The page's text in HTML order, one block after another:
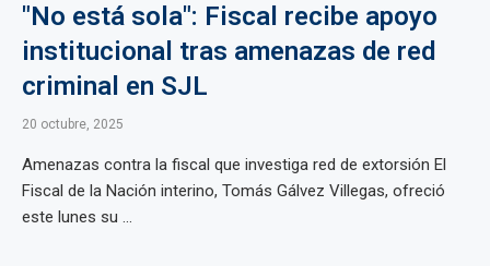
"No está sola": Fiscal recibe apoyo
institucional tras amenazas de red
criminal en SJL
20 octubre, 2025
Amenazas contra la fiscal que investiga red de extorsión El
Fiscal de la Nación interino, Tomás Gálvez Villegas, ofreció
este lunes su ...